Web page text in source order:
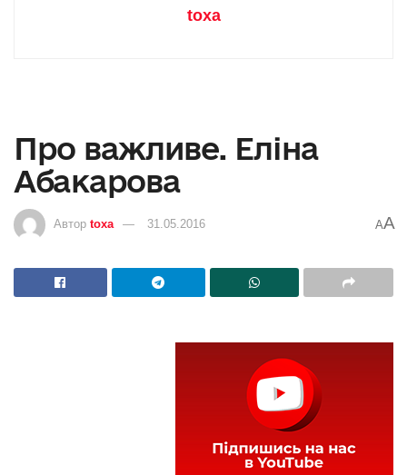
toxa
Про важливе. Еліна
Абакарова
Автор toxa 31.05.2016 AA